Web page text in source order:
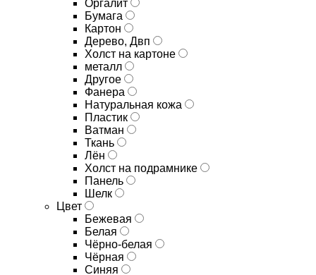
Оргалит
Бумага
Картон
Дерево, Двп
Холст на картоне
металл
Другое
Фанера
Натуральная кожа
Пластик
Ватман
Ткань
Лён
Холст на подрамнике
Панель
Шелк
Цвет
Бежевая
Белая
Чёрно-белая
Чёрная
Синяя